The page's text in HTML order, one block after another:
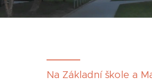
Na Základní škole a